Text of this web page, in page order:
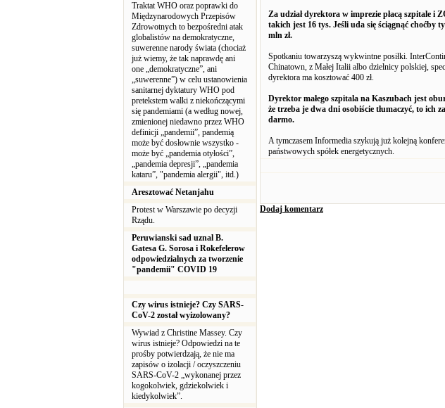
Traktat WHO oraz poprawki do
Międzynarodowych Przepisów
Zdrowotnych to bezpośredni atak
globalistów na demokratyczne,
suwerenne narody świata (chociaż
już wiemy, że tak naprawdę ani
one „demokratyczne”, ani
„suwerenne”) w celu ustanowienia
sanitarnej dyktatury WHO pod
pretekstem walki z niekończącymi
się pandemiami (a według nowej,
zmienionej niedawno przez WHO
definicji „pandemii”, pandemią
może być dosłownie wszystko -
może być „pandemia otyłości”,
„pandemia depresji”, „pandemia
kataru”, "pandemia alergii", itd.)
Aresztować Netanjahu
Protest w Warszawie po decyzji
Rządu.
Peruwianski sad uznal B.
Gatesa G. Sorosa i Rokefelerow
odpowiedzialnych za tworzenie
"pandemii" COVID 19
Czy wirus istnieje? Czy SARS-
CoV-2 został wyizolowany?
Wywiad z Christine Massey. Czy
wirus istnieje? Odpowiedzi na te
prośby potwierdzają, że nie ma
zapisów o izolacji / oczyszczeniu
SARS-CoV-2 „wykonanej przez
kogokolwiek, gdziekolwiek i
kiedykolwiek”.
Za udział dyrektora w imprezie płacą szpitale i
takich jest 16 tys. Jeśli uda się ściągnąć choćby
mln zł.
Spotkaniu towarzyszą wykwintne posiłki.
Chinatown, z Małej Italii albo dzielnicy polskiej,
dyrektora ma kosztować 400 zł.
Dyrektor małego szpitala na Kaszubach jest
że trzeba je dwa dni osobiście tłumaczyć, to
darmo.
A tymczasem Informedia szykują już kolejną
państwowych spółek energetycznych.
Dodaj komentarz